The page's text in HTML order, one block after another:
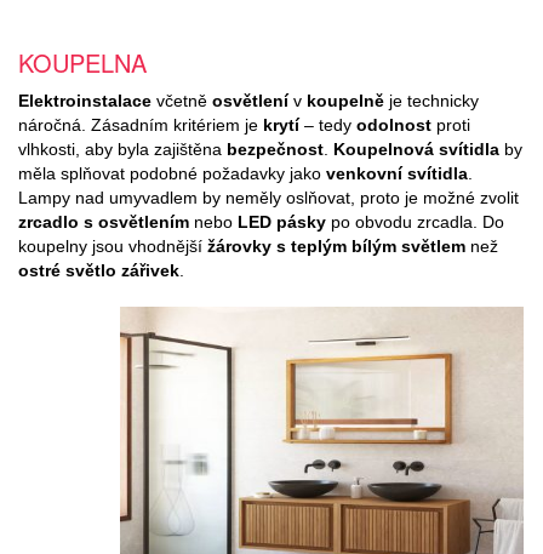
KOUPELNA
Elektroinstalace včetně osvětlenív koupelně je technicky
náročná. Zásadním kritériem je krytí– tedy odolnost proti
vlhkosti, aby byla zajištěna bezpečnost. Koupelnová svítidla by
měla splňovat podobné požadavky jako venkovní svítidla.
Lampy nad umyvadlem by neměly oslňovat, proto je možné zvolit
zrcadlo s osvětlením nebo LED pásky po obvodu zrcadla. Do
koupelny jsou vhodnější žárovky s teplým bílým světlem než
ostré světlo zářivek.